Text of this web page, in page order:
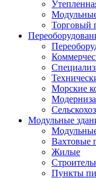
Торговый
Морские
Модульные
Вахтовые
Жилые
Пункты